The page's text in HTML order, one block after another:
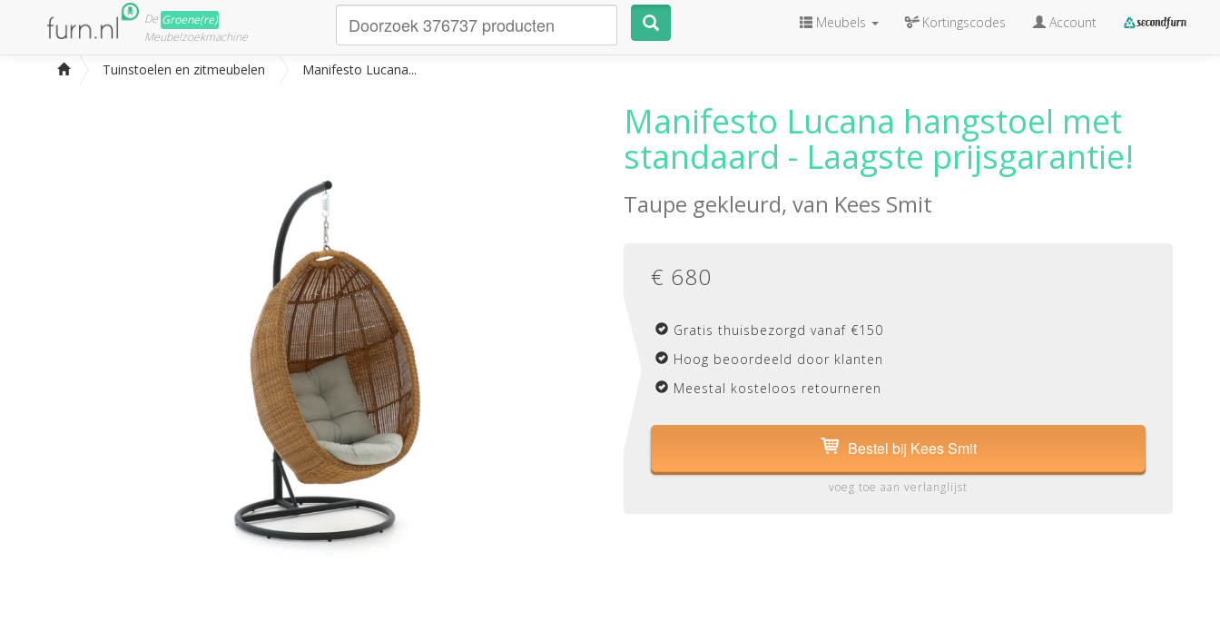
De Groene(re)
Meubelzoekmachine
Meubels Kortingscodes Account
Tuinstoelen en zitmeubelen Manifesto Lucana...
Manifesto Lucana hangstoel met
standaard - Laagste prijsgarantie!
Taupe gekleurd, van Kees Smit
€ 680
Gratis thuisbezorgd vanaf €150
Hoog beoordeeld door klanten
Meestal kosteloos retourneren
Bestel bij Kees Smit
voeg toe aan verlanglijst